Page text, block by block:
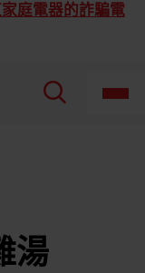
庭電器的詐騙電
湯